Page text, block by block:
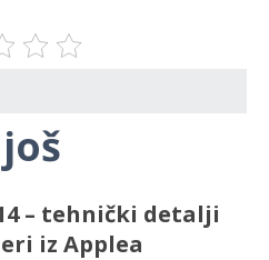
– tehnički detalji
iz Applea